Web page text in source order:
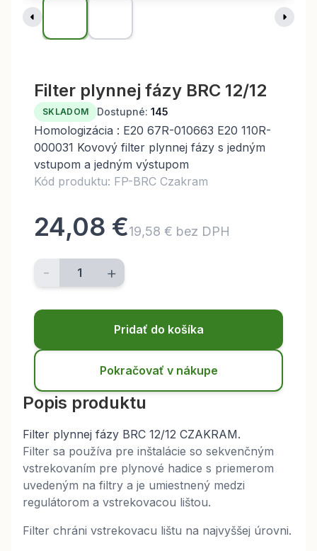
Filter plynnej fázy BRC 12/12
SKLADOM Dostupné: 145
Homologizácia : E20 67R-010663 E20 110R-
000031 Kovový filter plynnej fázy s jedným
vstupom a jedným výstupom
Kód produktu: FP-BRC Czakram
24,08 €19,58 € bez DPH
- +
Pridať do košíka
Pokračovať v nákupe
Popis produktu
Filter plynnej fázy BRC 12/12 CZAKRAM.
Filter sa používa pre inštalácie so sekvenčným
vstrekovaním pre plynové hadice s priemerom
uvedeným na filtry a je umiestnený medzi
regulátorom a vstrekovacou lištou.
Filter chráni vstrekovacu lištu na najvyššej úrovni.